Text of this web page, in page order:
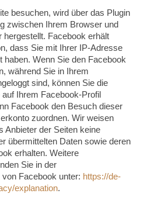
besuchen, wird über das Plugin
zwischen Ihrem Browser und
Facebook erhält
dass Sie mit Ihrer IP-Adresse
haben. Wenn Sie den Facebook
während Sie in Ihrem
sind, können Sie die
Ihrem Facebook-Profil
Facebook den Besuch dieser
zuordnen. Wir weisen
Anbieter der Seiten keine
übermittelten Daten sowie deren
erhalten. Weitere
Sie in der
Facebook unter: https://de-
explanation.